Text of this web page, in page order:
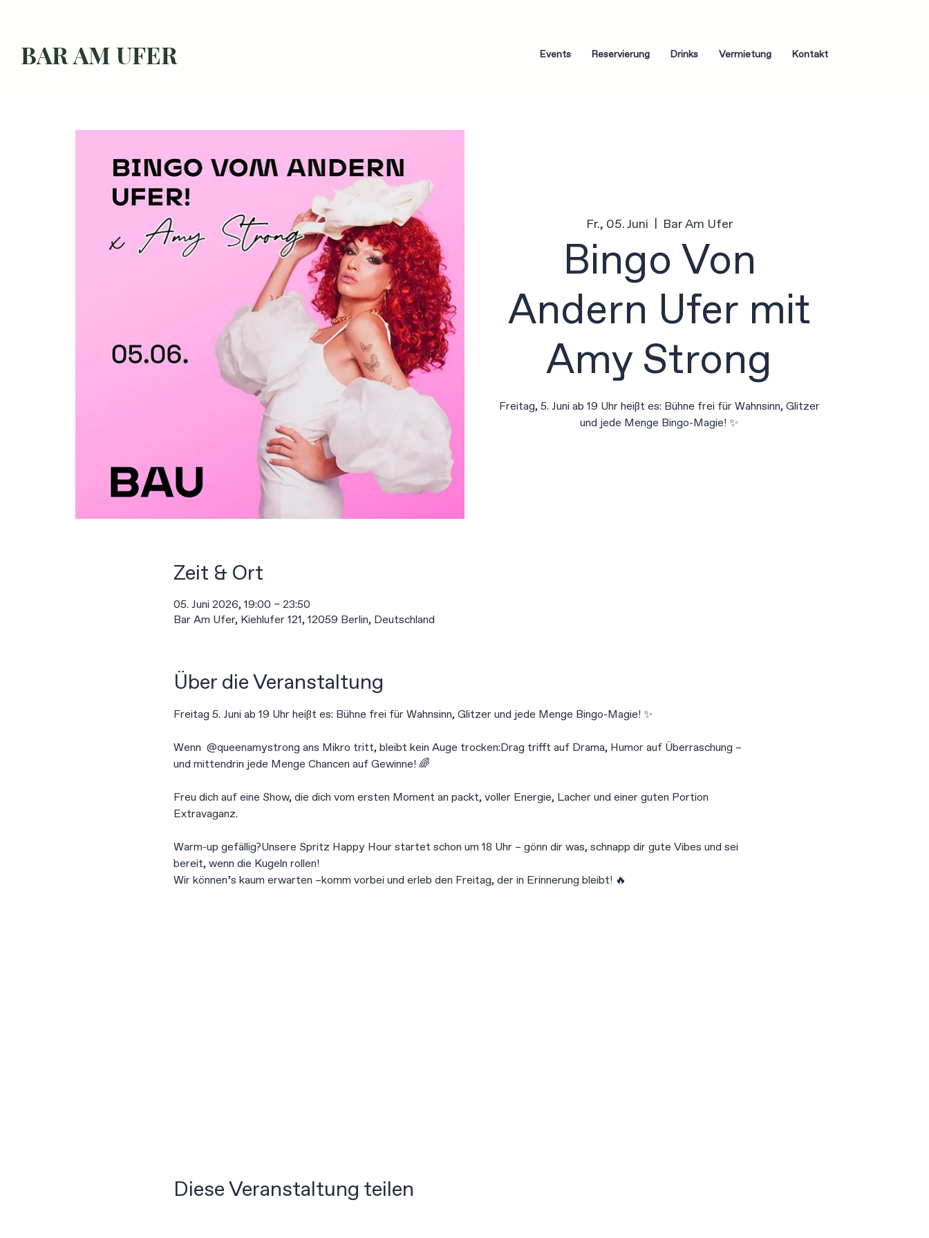
Events Reservierung Drinks Vermietung Kontakt
BAR AM UFER
Fr., 05. Juni
  |
Bar Am Ufer
Bingo Von
Andern Ufer mit
Amy Strong
Freitag, 5. Juni ab 19 Uhr heißt es: Bühne frei für Wahnsinn, Glitzer
und jede Menge Bingo-Magie! ✨
Zeit & Ort
05. Juni 2026, 19:00 – 23:50
Bar Am Ufer, Kiehlufer 121, 12059 Berlin, Deutschland
Über die Veranstaltung
Freitag 5. Juni ab 19 Uhr heißt es: Bühne frei für Wahnsinn, Glitzer und jede Menge Bingo-Magie! ✨
Wenn  @queenamystrong ans Mikro tritt, bleibt kein Auge trocken:Drag trifft auf Drama, Humor auf Überraschung –
und mittendrin jede Menge Chancen auf Gewinne! 🌈
Freu dich auf eine Show, die dich vom ersten Moment an packt, voller Energie, Lacher und einer guten Portion
Extravaganz.
Warm-up gefällig?Unsere Spritz Happy Hour startet schon um 18 Uhr – gönn dir was, schnapp dir gute Vibes und sei
bereit, wenn die Kugeln rollen!
Wir können’s kaum erwarten –komm vorbei und erleb den Freitag, der in Erinnerung bleibt! 🔥
Diese Veranstaltung teilen